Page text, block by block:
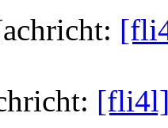
[fli4l]